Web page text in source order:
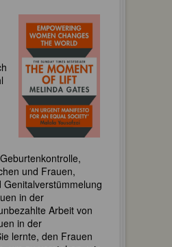
und Frauen,
Genitalverstümmelung
in der
Arbeit von
in der
lernte, den Frauen